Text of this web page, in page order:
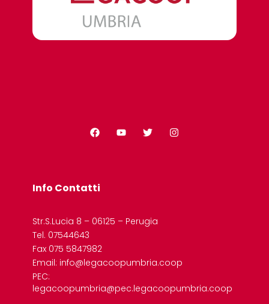
Info Contatti
Str.S.Lucia 8 – 06125 – Perugia
Tel. 07544643
Fax 075 5847982
Email: info@legacoopumbria.coop
PEC:
legacoopumbria@pec.legacoopumbria.coop